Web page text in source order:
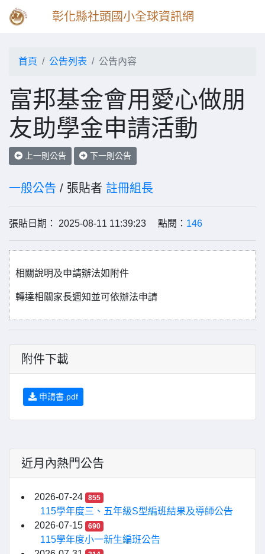
彰化縣社頭國小全球資訊網
首頁 公告列表 公告內容
富邦基金會用愛心做朋
友助學金申請活動
上一則公告 下一則公告
一般公告 / 張貼者 註冊組長
張貼日期： 2025-08-11 11:39:23 點閱： 146
相關說明及申請辦法如附件
轉達相關家長週知並可依辦法申請
附件下載
申請書.pdf
近月內熱門公告
2026-07-24 855
115學年度三、五年級S型編班結果及導師公告
2026-07-15
690
115學年度小一新生編班公告